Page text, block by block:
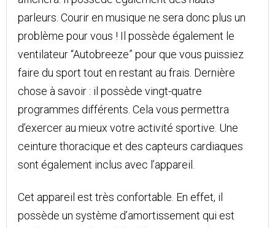
parleurs. Courir en musique ne sera donc plus un
problème pour vous ! Il possède également le
ventilateur “Autobreeze” pour que vous puissiez
faire du sport tout en restant au frais. Dernière
chose à savoir : il possède vingt-quatre
programmes différents. Cela vous permettra
d’exercer au mieux votre activité sportive. Une
ceinture thoracique et des capteurs cardiaques
sont également inclus avec l’appareil.
Cet appareil est très confortable. En effet, il
possède un système d’amortissement qui est